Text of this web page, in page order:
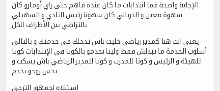
الإجابة واضحة فما انتدابات ما كان عنده فاهم حتى راي أومارو كان
شهوة معين و الدربالي كان شهوة رئيس النادي و السهيلي
بالتراضي بين الأطراف الكل
يعني انت هنا كمدير رياضي خليت ناس تدخلك في خدمتك و بالتالي
أسلوب الخدمة ما تبدلش فقط ولينا نخدمو بالكوتا في الإنتدابات كوتا
للهيئة و الرئيس و كوتا للمدرب و كوتا للمدير الرياضي باش يسكت و
يحس روحو يخدم
استبلاه لجمهور الترجي